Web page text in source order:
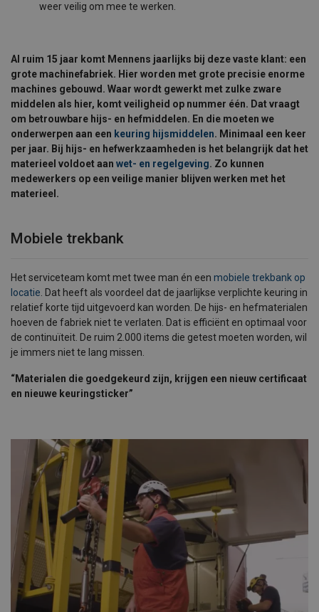
weer veilig om mee te werken.
Al ruim 15 jaar komt Mennens jaarlijks bij deze vaste klant: een
grote machinefabriek. Hier worden met grote precisie enorme
machines gebouwd. Waar wordt gewerkt met zulke zware
middelen als hier, komt veiligheid op nummer één. Dat vraagt
om betrouwbare hijs- en hefmiddelen. En die moeten we
onderwerpen aan een keuring hijsmiddelen. Minimaal een keer
per jaar. Bij hijs- en hefwerkzaamheden is het belangrijk dat het
materieel voldoet aan wet- en regelgeving. Zo kunnen
medewerkers op een veilige manier blijven werken met het
materieel.
Mobiele trekbank
Het serviceteam komt met twee man én een mobiele trekbank op
locatie. Dat heeft als voordeel dat de jaarlijkse verplichte keuring in
relatief korte tijd uitgevoerd kan worden. De hijs- en hefmaterialen
hoeven de fabriek niet te verlaten. Dat is efficiënt en optimaal voor
de continuïteit. De ruim 2.000 items die getest moeten worden, wil
je immers niet te lang missen.
“Materialen die goedgekeurd zijn, krijgen een nieuw certificaat
en nieuwe keuringsticker”